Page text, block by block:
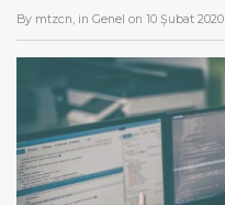
By mtzcn, in Genel on 10 Şubat 2020